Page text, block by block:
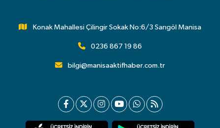
Konak Mahallesi Çilingir Sokak No:6/3 Sarıgöl Manisa
0236 867 19 86
bilgi@manisaaktifhaber.com.tr